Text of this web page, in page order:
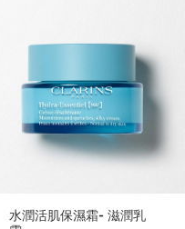
水潤活肌保濕霜- 滋潤乳